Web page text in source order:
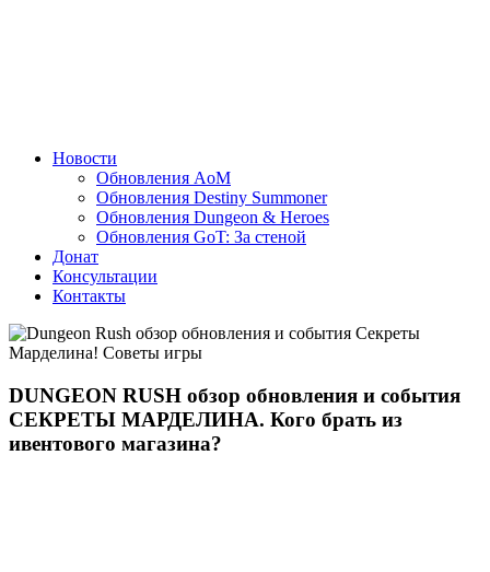
Новости
Обновления AoM
Обновления Destiny Summoner
Обновления Dungeon & Heroes
Обновления GoT: За стеной
Донат
Консультации
Контакты
DUNGEON RUSH обзор обновления и события
СЕКРЕТЫ МАРДЕЛИНА. Кого брать из
ивентового магазина?